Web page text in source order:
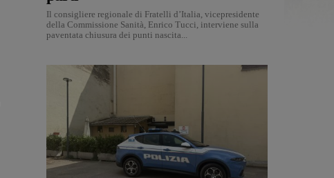
Il consigliere regionale di Fratelli d’Italia, vicepresidente
della Commissione Sanità, Enrico Tucci, interviene sulla
paventata chiusura dei punti nascita...